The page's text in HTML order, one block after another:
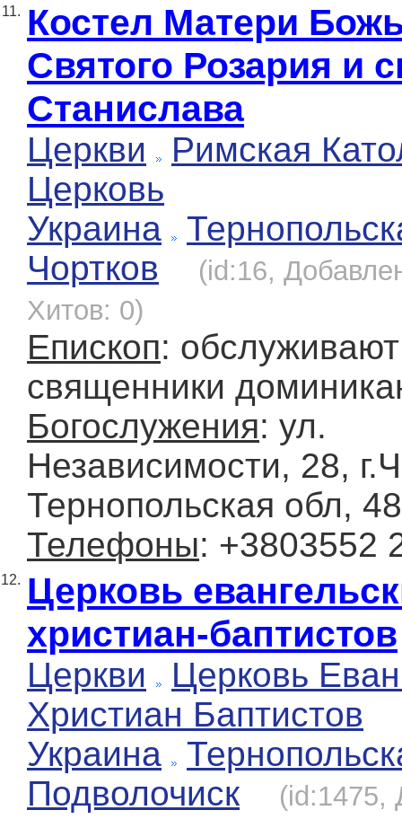
11. Костел Матери
Святого Розария и
Станислава
Церкви
Римская
Церковь
Украина
Чортков
(id:16,
Хитов: 0)
Епископ: обслуживают
священники
Богослужения: ул.
Независимости, 28,
Тернопольская обл,
Телефоны: +3803552
12. Церковь
христиан-баптистов
Церкви
Церковь
Христиан Баптистов
Украина
Подволочиск
(id:1475,